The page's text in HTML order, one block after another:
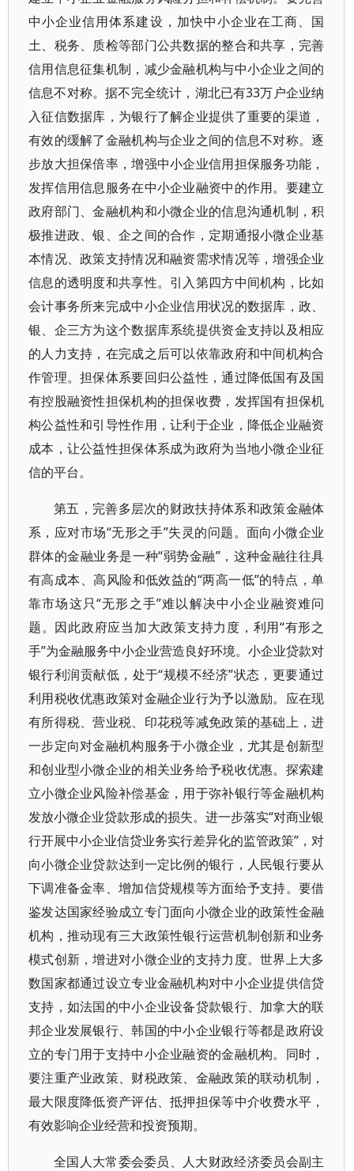
中小企业信用体系建设，加快中小企业在工商、国
土、税务、质检等部门公共数据的整合和共享，完善
信用信息征集机制，减少金融机构与中小企业之间的
信息不对称。据不完全统计，湖北已有33万户企业纳
入征信数据库，为银行了解企业提供了重要的渠道，
有效的缓解了金融机构与企业之间的信息不对称。逐
步放大担保倍率，增强中小企业信用担保服务功能，
发挥信用信息服务在中小企业融资中的作用。要建立
政府部门、金融机构和小微企业的信息沟通机制，积
极推进政、银、企之间的合作，定期通报小微企业基
本情况、政策支持情况和融资需求情况等，增强企业
信息的透明度和共享性。引入第四方中间机构，比如
会计事务所来完成中小企业信用状况的数据库，政、
银、企三方为这个数据库系统提供资金支持以及相应
的人力支持，在完成之后可以依靠政府和中间机构合
作管理。担保体系要回归公益性，通过降低国有及国
有控股融资性担保机构的担保收费，发挥国有担保机
构公益性和引导性作用，让利于企业，降低企业融资
成本，让公益性担保体系成为政府为当地小微企业征
信的平台。
第五，完善多层次的财政扶持体系和政策金融体
系，应对市场“无形之手”失灵的问题。面向小微企业
群体的金融业务是一种“弱势金融”，这种金融往往具
有高成本、高风险和低效益的“两高一低”的特点，单
靠市场这只“无形之手”难以解决中小企业融资难问
题。因此政府应当加大政策支持力度，利用“有形之
手”为金融服务中小企业营造良好环境。小企业贷款对
银行利润贡献低，处于“规模不经济”状态，更要通过
利用税收优惠政策对金融企业行为予以激励。应在现
有所得税、营业税、印花税等减免政策的基础上，进
一步定向对金融机构服务于小微企业，尤其是创新型
和创业型小微企业的相关业务给予税收优惠。探索建
立小微企业风险补偿基金，用于弥补银行等金融机构
发放小微企业贷款形成的损失。进一步落实“对商业银
行开展中小企业信贷业务实行差异化的监管政策”，对
向小微企业贷款达到一定比例的银行，人民银行要从
下调准备金率、增加信贷规模等方面给予支持。要借
鉴发达国家经验成立专门面向小微企业的政策性金融
机构，推动现有三大政策性银行运营机制创新和业务
模式创新，增进对小微企业的支持力度。世界上大多
数国家都通过设立专业金融机构对中小企业提供信贷
支持，如法国的中小企业设备贷款银行、加拿大的联
邦企业发展银行、韩国的中小企业银行等都是政府设
立的专门用于支持中小企业融资的金融机构。同时，
要注重产业政策、财税政策、金融政策的联动机制，
最大限度降低资产评估、抵押担保等中介收费水平，
有效影响企业经营和投资预期。
全国人大常委会委员、人大财政经济委员会副主